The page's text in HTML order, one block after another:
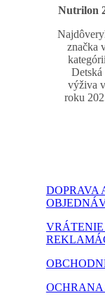
Nutrilon
značka
kategórii
Detská
výživa v
roku
DOPRAVA